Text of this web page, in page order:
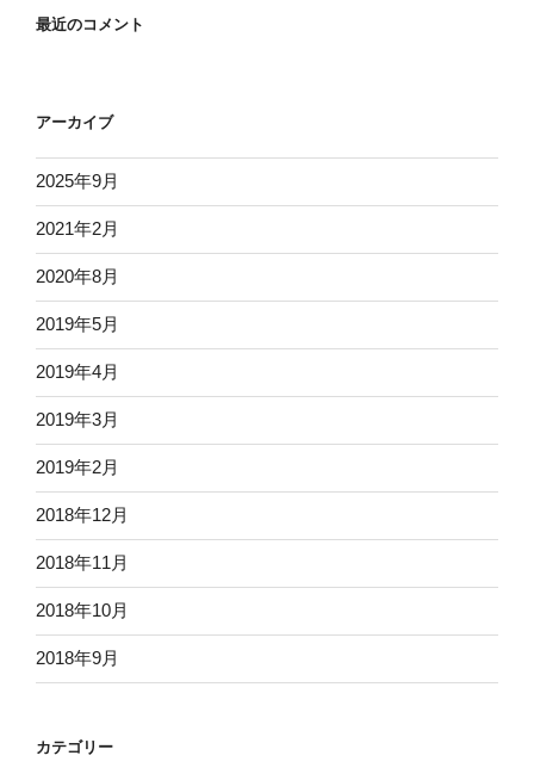
最近のコメント
アーカイブ
2025年9月
2021年2月
2020年8月
2019年5月
2019年4月
2019年3月
2019年2月
2018年12月
2018年11月
2018年10月
2018年9月
カテゴリー